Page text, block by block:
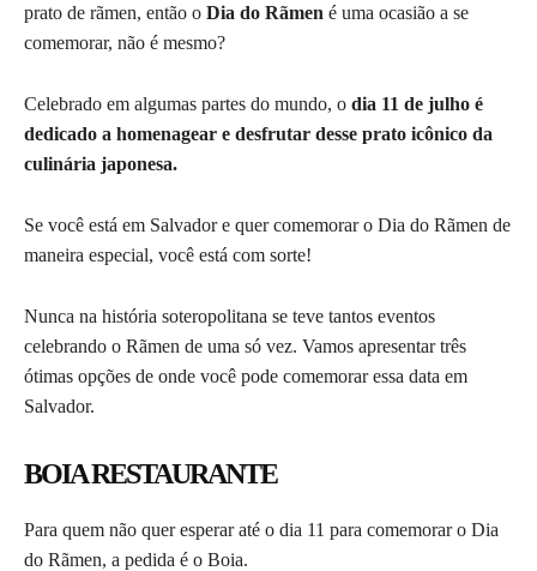
prato de rãmen, então o Dia do Rãmen é uma ocasião a se
comemorar, não é mesmo?
Celebrado em algumas partes do mundo, o dia 11 de julho é
dedicado a homenagear e desfrutar desse prato icônico da
culinária japonesa.
Se você está em Salvador e quer comemorar o Dia do Rãmen de
maneira especial, você está com sorte!
Nunca na história soteropolitana se teve tantos eventos
celebrando o Rãmen de uma só vez. Vamos apresentar três
ótimas opções de onde você pode comemorar essa data em
Salvador.
BOIA RESTAURANTE
Para quem não quer esperar até o dia 11 para comemorar o Dia
do Rãmen, a pedida é o Boia.